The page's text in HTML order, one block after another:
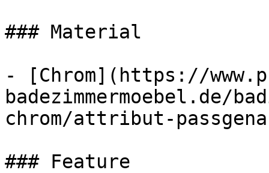
### Material
- [Chrom](https://
chrom/attribut-
### Feature